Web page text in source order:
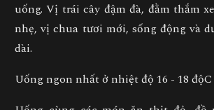
uống. Vị trái cây đậm đà, đằm thắm
nhẹ, vị chua tươi mới, sống động và
dài.
Uống ngon nhất ở nhiệt độ 16 - 18 độC